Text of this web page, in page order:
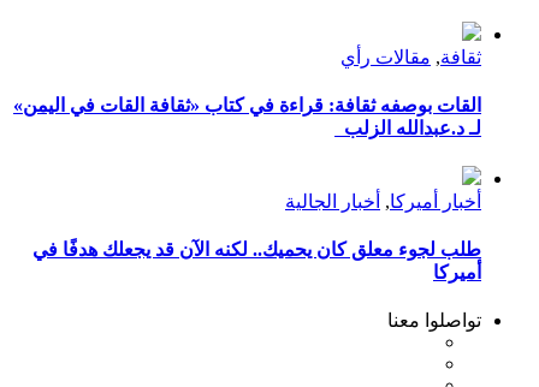
ثقافة, مقالات رأي
القات بوصفه ثقافة: قراءة في كتاب «ثقافة القات في اليمن»
لـ د.عبدالله الزلب
أخبار أميركا, أخبار الجالية
طلب لجوء معلق كان يحميك.. لكنه الآن قد يجعلك هدفًا في
أميركا
تواصلوا معنا